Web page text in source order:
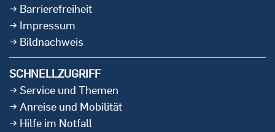
Barrierefreiheit
Impressum
Bildnachweis
SCHNELLZUGRIFF
Service und Themen
Anreise und Mobilität
Hilfe im Notfall